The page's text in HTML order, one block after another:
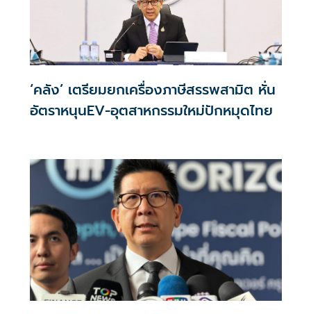
‘คลัง’ เตรียมยกเครื่องภาษีสรรพสามิต หั่น
อัตราหนุนEV-อุตสาหกรรมใหม่ปักหมุดไทย